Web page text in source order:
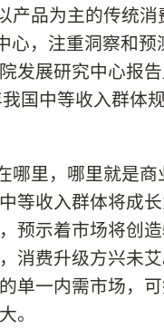
产品为主的传统
心，注重洞察和
发展研究中心报
国中等收入群体
哪里，哪里就是
等收入群体将成
预示着市场将创
消费升级方兴未
单一内需市场，
。